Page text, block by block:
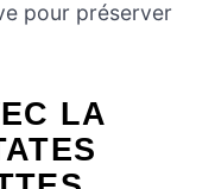
pour préserver
LA